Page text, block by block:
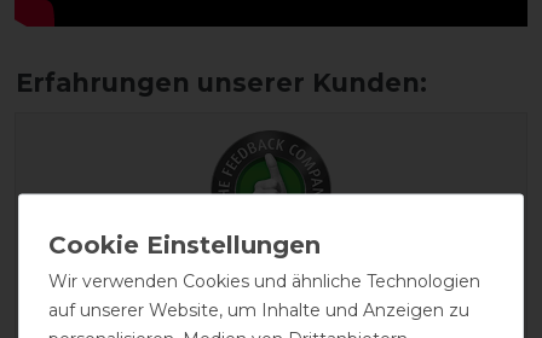
EXCELLENT
Wir verwenden Cookies und ähnliche Technologien
auf unserer Website, um Inhalte und Anzeigen zu